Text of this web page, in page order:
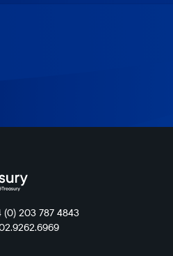
(0) 203 787 4843